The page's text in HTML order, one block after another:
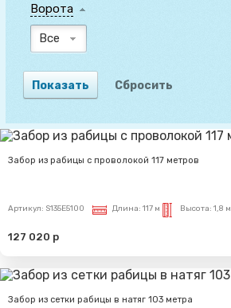
Ворота
Все
Забор из рабицы с проволокой 117 метров
Артикул: S135E5100 Длина: 117 м Высота: 1,8 м
127 020 р
Забор из сетки рабицы в натяг 103 метра